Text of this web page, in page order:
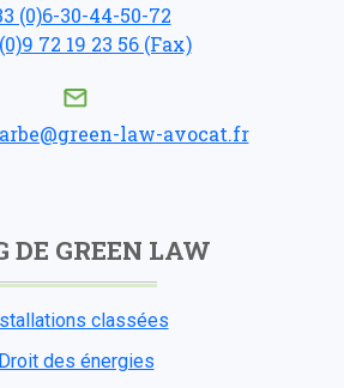
(0)6-30-44-50-72
72 19 23 56 (Fax)
law-avocat.fr
DE GREEN LAW
classées
Droit des énergies